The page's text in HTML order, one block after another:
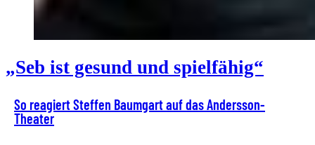
„Seb ist gesund und spielfähig“
So reagiert Steffen Baumgart auf das Andersson-
Theater